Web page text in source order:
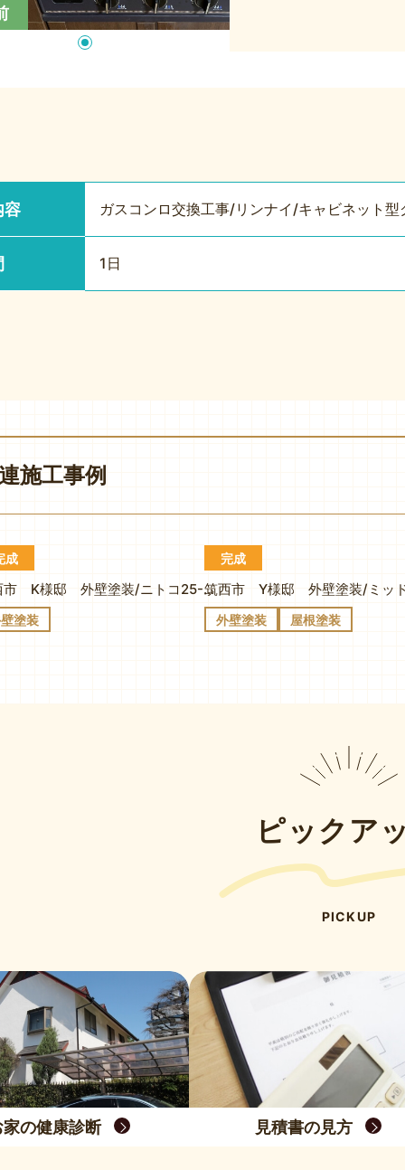
容 ガスコンロ交換工事/リンナイ/キャビネット型
1日
施工事例
成
筑西市 K様邸 外壁塗装/ニトコ25-90A・リーガルブラウン
塗装
完成
外壁塗装 屋根塗装
ピックア
PICKUP
家の健康診断 見積書の見方